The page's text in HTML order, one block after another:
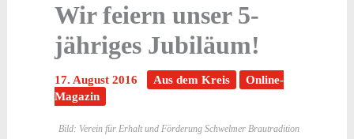
Wir feiern unser 5-
jähriges Jubiläum!
17. August 2016 Aus dem Kreis
Online-
Magazin
Bild: Verein für Erhalt und Förderung Schwelmer Brautradition